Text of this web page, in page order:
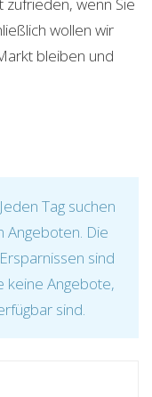
wollen wir
bleiben und
Tag suchen
Angeboten. Die
sind
keine Angebote,
sind.